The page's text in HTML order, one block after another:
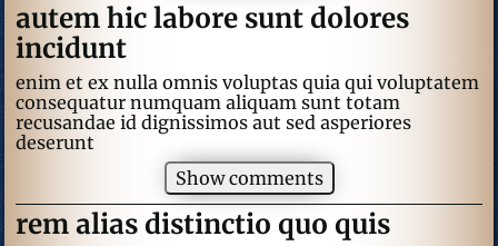
autem hic labore sunt dolores
incidunt
enim et ex nulla omnis voluptas quia qui voluptatem
consequatur numquam aliquam sunt totam
recusandae id dignissimos aut sed asperiores
deserunt
Show comments
rem alias distinctio quo quis